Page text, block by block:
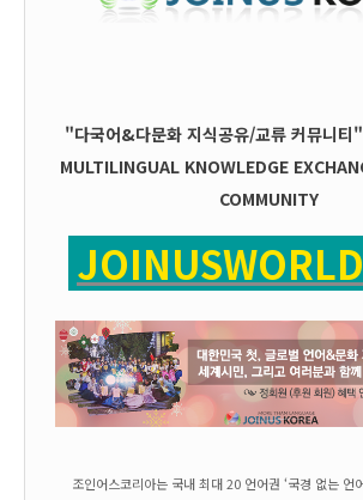
"다국어&다문화 지식공유/교류 커뮤니티
MULTILINGUAL KNOWLEDGE
COMMUNITY
조인어스코리아는 국내 최대 20 언어권 ‘국경 없는 언